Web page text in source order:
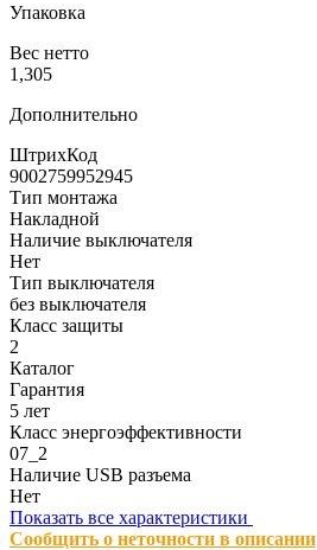
Упаковка
Вес нетто
1,305
Дополнительно
ШтрихКод
9002759952945
Тип монтажа
Накладной
Наличие выключателя
Нет
Тип выключателя
без выключателя
Класс защиты
2
Каталог
Гарантия
5 лет
Класс энергоэффективности
07_2
Наличие USB разъема
Нет
Показать все характеристики
Сообщить о неточности в описании